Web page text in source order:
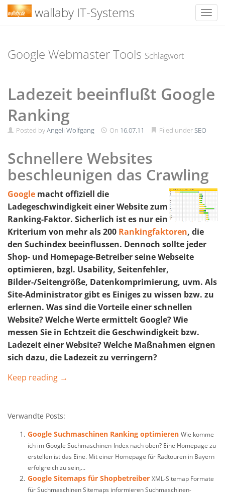
content
wallaby IT-Systems
Google Webmaster Tools Schlagwort
Ladezeit beeinflußt Google
Ranking
Posted byAngeli Wolfgang On 16.07.11 Filed underSEO
Schnellere Websites
beschleunigen das Crawling
Google macht offiziell die
Ladegeschwindigkeit einer Website zum
Ranking-Faktor. Sicherlich ist es nur ein
Kriterium von mehr als 200 Rankingfaktoren, die
den Suchindex beeinflussen. Dennoch sollte jeder
Shop- und Homepage-Betreiber seine Webseite
optimieren, bzgl. Usability, Seitenfehler,
Bilder-/Seitengröße, Datenkomprimierung, uvm. Als
Site-Administrator gibt es Einiges zu wissen bzw. zu
erlernen. Was sind die Vorteile einer schnellen
Website? Welche Werte ermittelt Google? Wie
messen Sie in Echtzeit die Geschwindigkeit bzw.
Ladezeit einer Website? Welche Maßnahmen eignen
sich dazu, die Ladezeit zu verringern?
Keep reading →
Verwandte Posts:
Google Suchmaschinen Ranking optimieren Wie komme
ich im Google Suchmaschinen-Index nach oben? Eine Homepage zu
erstellen ist das Eine. Mit einer Homepage für Radtouren in Bayern
erfolgreich zu sein,...
Google Sitemaps für Shopbetreiber XML-Sitemap Formate
für Suchmaschinen Sitemaps informieren Suchmaschinen-